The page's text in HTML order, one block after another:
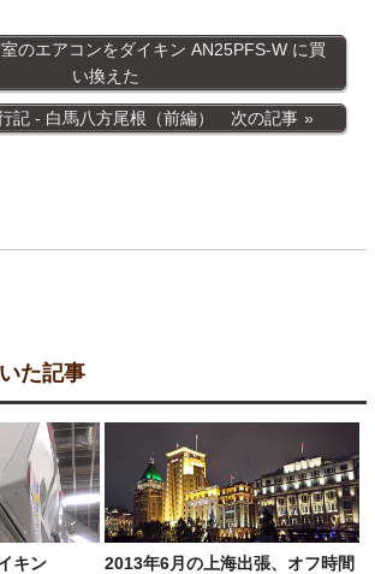
のエアコンをダイキン AN25PFS-W に買
い換えた
記 - 白馬八方尾根（前編） 次の記事
た記事
キン
2013年6月の上海出張、オフ時間